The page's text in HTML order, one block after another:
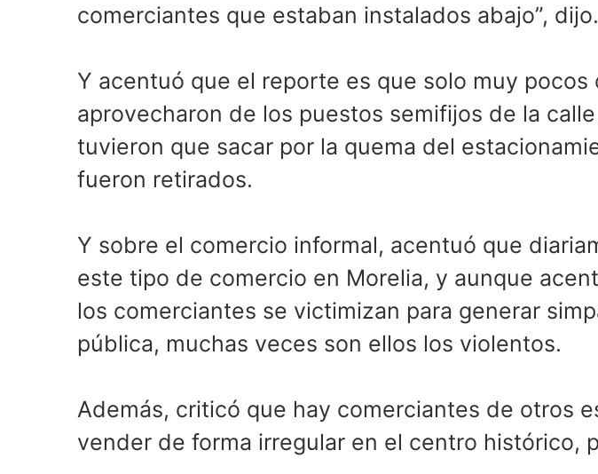
comerciantes que estaban instalados abajo”, dijo.
Y acentuó que el reporte es que solo muy pocos
aprovecharon de los puestos semifijos de la
tuvieron que sacar por la quema del
fueron retirados.
Y sobre el comercio informal, acentuó que
este tipo de comercio en Morelia, y aunque
los comerciantes se victimizan para generar
pública, muchas veces son ellos los violentos.
Además, criticó que hay comerciantes de otros
vender de forma irregular en el centro histórico,